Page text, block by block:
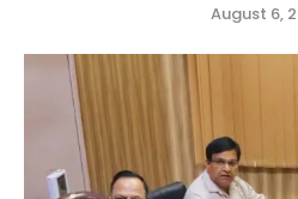
August 6,